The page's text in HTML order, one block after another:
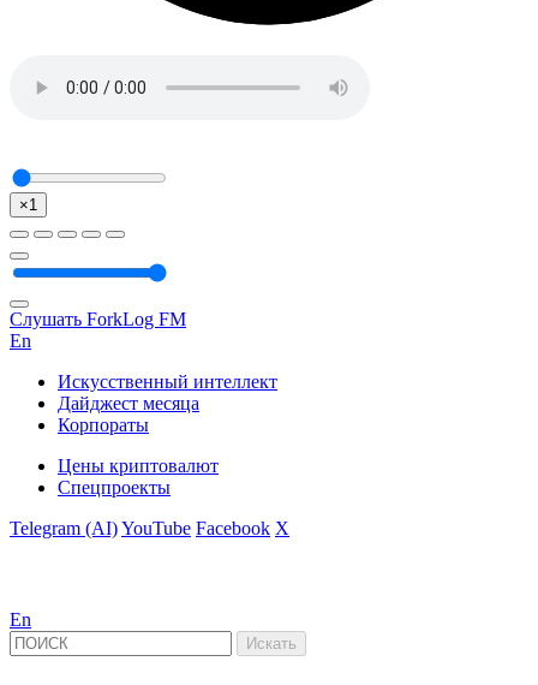
×1
Слушать ForkLog FM
En
Искусственный интеллект
Дайджест месяца
Корпораты
Цены криптовалют
Спецпроекты
Telegram (AI)YouTube Facebook X
En